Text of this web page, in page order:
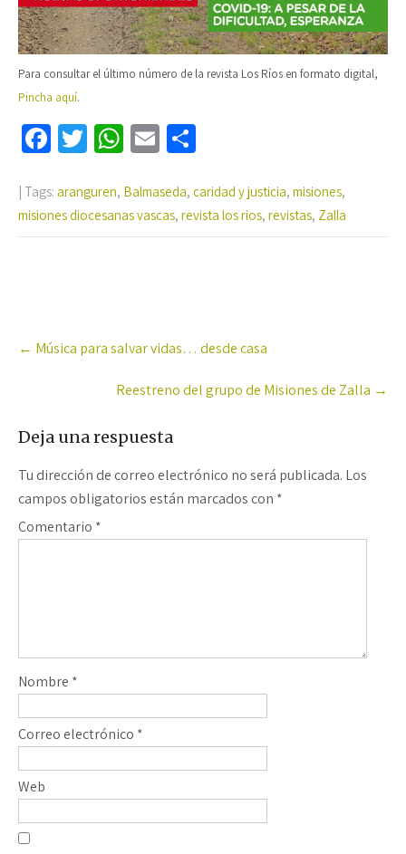
Para consultar el último número de la revista Los Ríos en formato digital,
Pincha aquí.
Fa
b
o
T
tt
er
W
at
sA
E
ail m
p
| Tags: aranguren, Balmaseda, caridad y justicia, misiones,
misiones diocesanas vascas, revista los rios, revistas, Zalla
Post
navigation
← Música para salvar vidas… desde casa
Reestreno del grupo de Misiones de Zalla →
Deja una respuesta
Tu dirección de correo electrónico no será publicada. Los
campos obligatorios están marcados con *
Comentario *
Nombre *
Correo electrónico *
Web